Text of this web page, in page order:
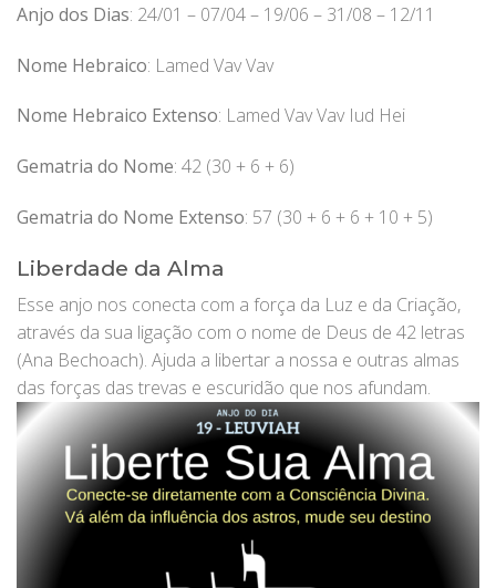
Anjo dos Dias: 24/01 – 07/04 – 19/06 – 31/08 – 12/11
Nome Hebraico: Lamed Vav Vav
Nome Hebraico Extenso: Lamed Vav Vav Iud Hei
Gematria do Nome: 42 (30 + 6 + 6)
Gematria do Nome Extenso: 57 (30 + 6 + 6 + 10 + 5)
Liberdade da Alma
Esse anjo nos conecta com a força da Luz e da Criação,
através da sua ligação com o nome de Deus de 42 letras
(Ana Bechoach). Ajuda a libertar a nossa e outras almas
das forças das trevas e escuridão que nos afundam.